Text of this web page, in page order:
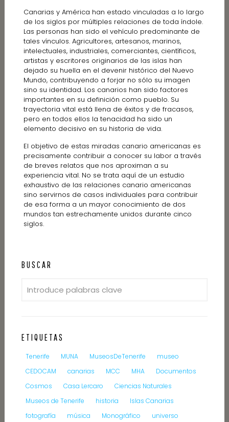
Canarias y América han estado vinculadas a lo largo
de los siglos por múltiples relaciones de toda índole.
Las personas han sido el vehículo predominante de
tales vínculos. Agricultores, artesanos, marinos,
intelectuales, industriales, comerciantes, científicos,
artistas y escritores originarios de las islas han
dejado su huella en el devenir histórico del Nuevo
Mundo, contribuyendo a forjar no sólo su imagen
sino su identidad. Los canarios han sido factores
importantes en su definición como pueblo. Su
trayectoria vital está llena de éxitos y de fracasos,
pero en todos ellos la tenacidad ha sido un
elemento decisivo en su historia de vida.
El objetivo de estas miradas canario americanas es
precisamente contribuir a conocer su labor a través
de breves relatos que nos aproximan a su
experiencia vital. No se trata aquí de un estudio
exhaustivo de las relaciones canario americanas
sino servirnos de casos individuales para contribuir
de esa forma a un mayor conocimiento de dos
mundos tan estrechamente unidos durante cinco
siglos.
BUSCAR
ETIQUETAS
Tenerife MUNA MuseosDeTenerife
museo
CEDOCAM
canarias MCC MHA
Documentos
Cosmos
Casa Lercaro
Ciencias Naturales
Museos de Tenerife
historia
Islas Canarias
fotografía
música Monográfico
universo